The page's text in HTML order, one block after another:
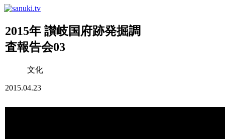
2015年 讃岐国府跡発掘調
査報告会03
文化
2015.04.23